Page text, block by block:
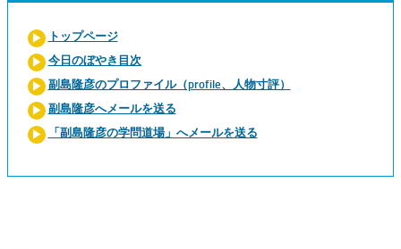
トップページ
今日のぼやき目次
副島隆彦のプロファイル（profile、人物寸評）
副島隆彦へメールを送る
「副島隆彦の学問道場」へメールを送る